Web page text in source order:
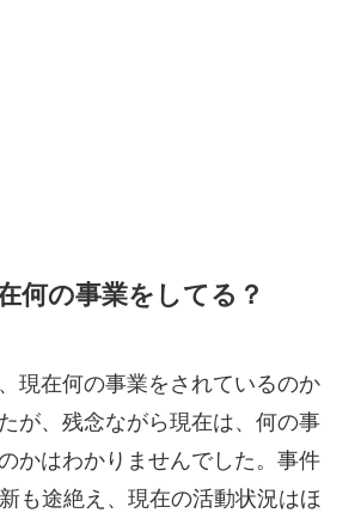
何の事業をしてる？
現在何の事業をされているのか
が、残念ながら現在は、何の事
かはわかりませんでした。事件
も途絶え、現在の活動状況はほ